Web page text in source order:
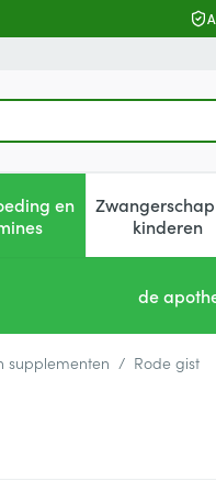
verzorging
en
Toon submenu voorkinderen
Toon
de
supplementen / Rode gist